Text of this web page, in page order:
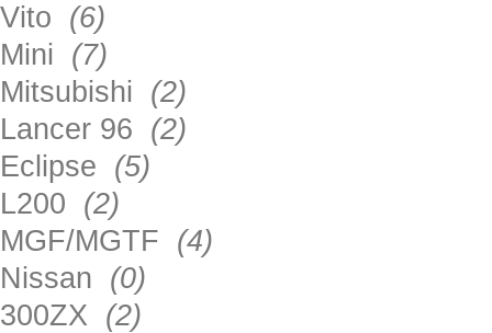
Vito (6)
Mini (7)
Mitsubishi (2)
Lancer 96 (2)
Eclipse (5)
L200 (2)
MGF/MGTF (4)
Nissan (0)
300ZX (2)